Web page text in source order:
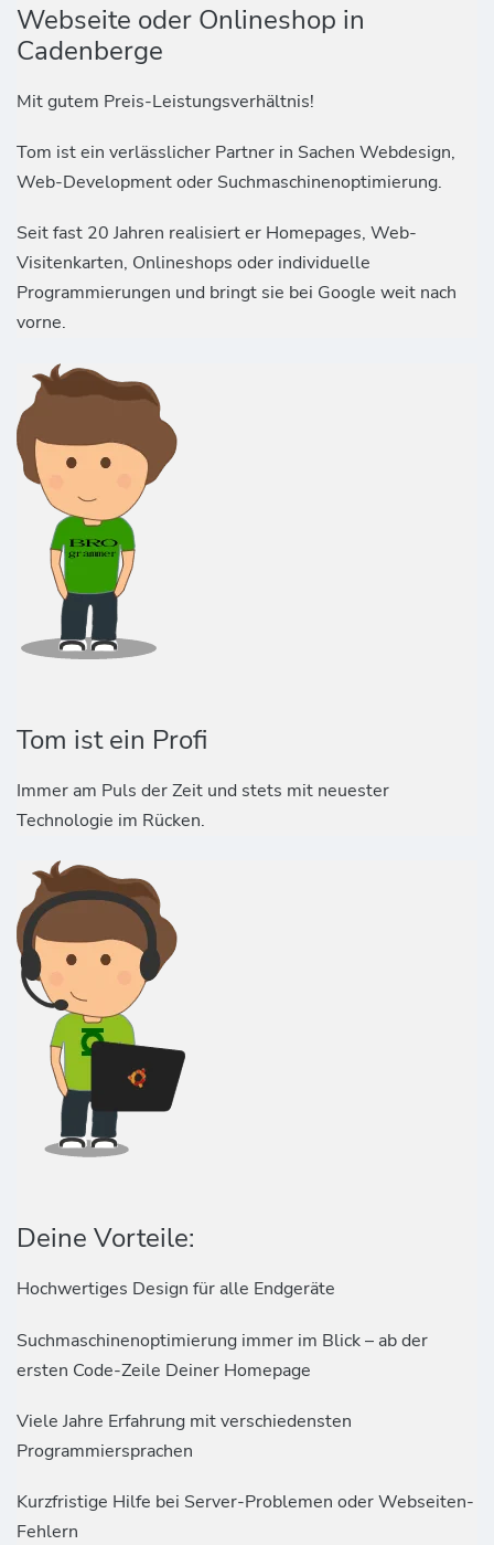
Webseite oder Onlineshop in
Cadenberge
Mit gutem Preis-Leistungsverhältnis!
Tom ist ein verlässlicher Partner in Sachen Webdesign,
Web-Development oder Suchmaschinenoptimierung.
Seit fast 20 Jahren realisiert er Homepages, Web-
Visitenkarten, Onlineshops oder individuelle
Programmierungen und bringt sie bei Google weit nach
vorne.
Tom ist ein Profi
Immer am Puls der Zeit und stets mit neuester
Technologie im Rücken.
Deine Vorteile:
Hochwertiges Design für alle Endgeräte
Suchmaschinenoptimierung immer im Blick – ab der
ersten Code-Zeile Deiner Homepage
Viele Jahre Erfahrung mit verschiedensten
Programmiersprachen
Kurzfristige Hilfe bei Server-Problemen oder Webseiten-
Fehlern